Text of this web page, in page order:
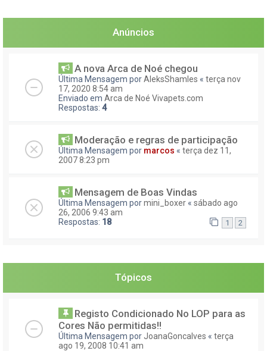
Anúncios
A nova Arca de Noé chegou
Última Mensagem porAleksShamles « terça nov
17, 2020 8:54 am
Enviado em Arca de Noé Vivapets.com
Respostas: 4
Moderação e regras de participação
Última Mensagem por marcos « terça dez 11,
2007 8:23 pm
Mensagem de Boas Vindas
Última Mensagem pormini_boxer « sábado ago
26, 2006 9:43 am
Respostas: 18 1 2
Tópicos
Registo Condicionado No LOP para as
Cores Não permitidas!!
Última Mensagem por JoanaGoncalves « terça
ago 19, 2008 10:41 am